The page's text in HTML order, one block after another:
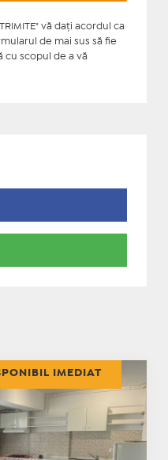
vă daţi acordul ca
de mai sus să fie
cu scopul de a vă
IMEDIAT